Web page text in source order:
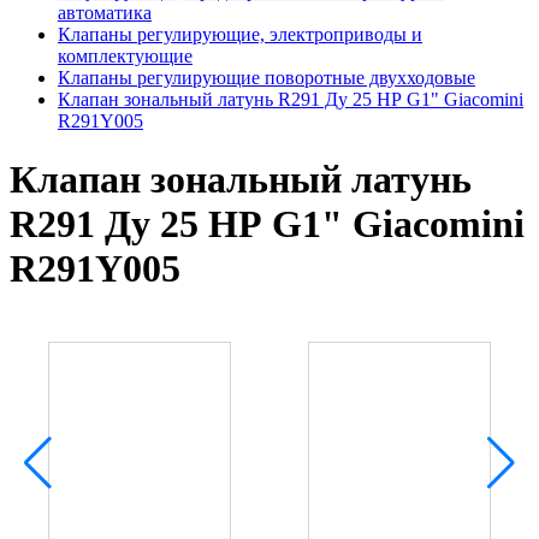
автоматика
Клапаны регулирующие, электроприводы и
комплектующие
Клапаны регулирующие поворотные двухходовые
Клапан зональный латунь R291 Ду 25 НР G1" Giacomini
R291Y005
Клапан зональный латунь
R291 Ду 25 НР G1" Giacomini
R291Y005